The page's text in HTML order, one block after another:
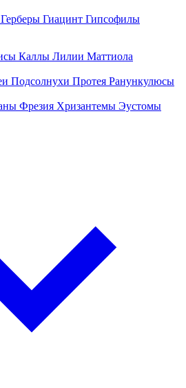
Герберы Гиацинт Гипсофилы
Каллы Лилии Маттиола
Подсолнухи Протея Ранункулюсы
Фрезия Хризантемы Эустомы